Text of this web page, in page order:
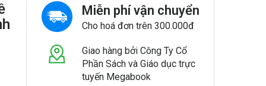
Miễn phí vận chuyển
Cho hoá đơn trên 300.000đ
Giao hàng bởi Công Ty Cổ
Phần Sách và Giáo dục trực
tuyến Megabook